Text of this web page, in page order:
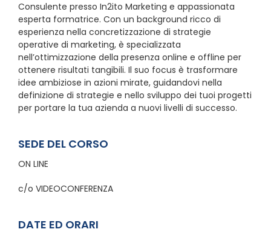
Consulente presso In2ito Marketing e appassionata
esperta formatrice. Con un background ricco di
esperienza nella concretizzazione di strategie
operative di marketing, è specializzata
nell’ottimizzazione della presenza online e offline per
ottenere risultati tangibili. Il suo focus è trasformare
idee ambiziose in azioni mirate, guidandovi nella
definizione di strategie e nello sviluppo dei tuoi progetti
per portare la tua azienda a nuovi livelli di successo.
SEDE DEL CORSO
ON LINE
c/o VIDEOCONFERENZA
DATE ED ORARI